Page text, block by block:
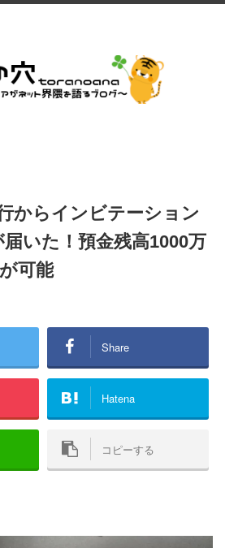
からインビテーション
届いた！預金残高1000万
可能
Share
Hatena
コピーする